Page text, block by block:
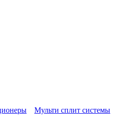
Мульти сплит системы